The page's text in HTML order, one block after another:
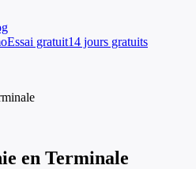
Essai gratuit14 jours gratuits
en Terminale